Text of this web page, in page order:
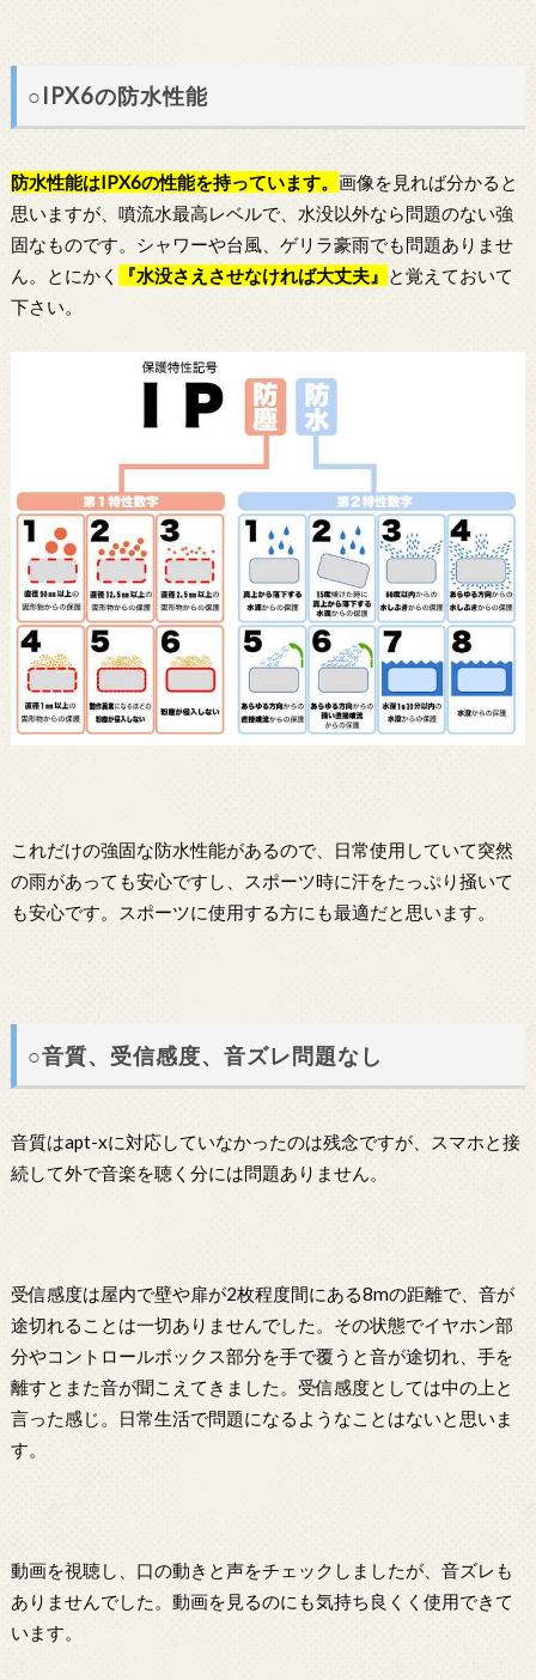
○IPX6の防水性能
防水性能はIPX6の性能を持っています。 画像を見れば分かると
思いますが、噴流水最高レベルで、水没以外なら問題のない強
固なものです。シャワーや台風、ゲリラ豪雨でも問題ありませ
ん。とにかく
『水没さえさせなければ大丈夫』 と覚えておいて
下さい。
これだけの強固な防水性能があるので、日常使用していて突然
の雨があっても安心ですし、スポーツ時に汗をたっぷり掻いて
も安心です。スポーツに使用する方にも最適だと思います。
○音質、受信感度、音ズレ問題なし
音質はapt-xに対応していなかったのは残念ですが、スマホと接
続して外で音楽を聴く分には問題ありません。
受信感度は屋内で壁や扉が2枚程度間にある8mの距離で、音が
途切れることは一切ありませんでした。その状態でイヤホン部
分やコントロールボックス部分を手で覆うと音が途切れ、手を
離すとまた音が聞こえてきました。受信感度としては中の上と
言った感じ。日常生活で問題になるようなことはないと思いま
す。
動画を視聴し、口の動きと声をチェックしましたが、音ズレも
ありませんでした。動画を見るのにも気持ち良くく使用できて
います。